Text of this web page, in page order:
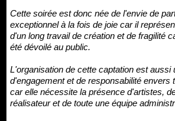
Cette soirée est donc née de l'envie de
exceptionnel à la fois de joie car il
d'un long travail de création et de fragilité
été dévoilé au public.
L'organisation de cette captation est aussi
d'engagement et de responsabilité envers
car elle nécessite la présence d'artistes,
réalisateur et de toute une équipe